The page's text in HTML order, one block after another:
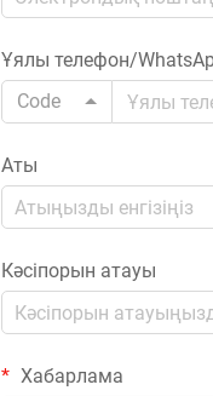
Ұялы телефон/
Code
Аты
Кәсіпорын атауы
Хабарлама